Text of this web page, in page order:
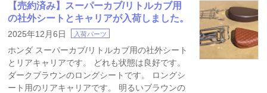
【売約済み】スーパーカブ/リトルカブ用
の社外シートとキャリアが入荷しました。
2025年12月6日 入荷パーツ
ホンダ スーパーカブ/リトルカブ用の社外シート
とリアキャリアです。 どれも状態は良好です。
ダークブラウンのロングシートです。 ロングシ
ート用のリアキャリアです。 明るいブラウンの